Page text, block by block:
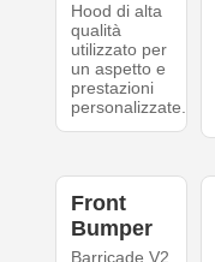
Hood di alta
qualità
utilizzato per
un aspetto e
prestazioni
personalizzate.
Front
Bumper
Barricade V2